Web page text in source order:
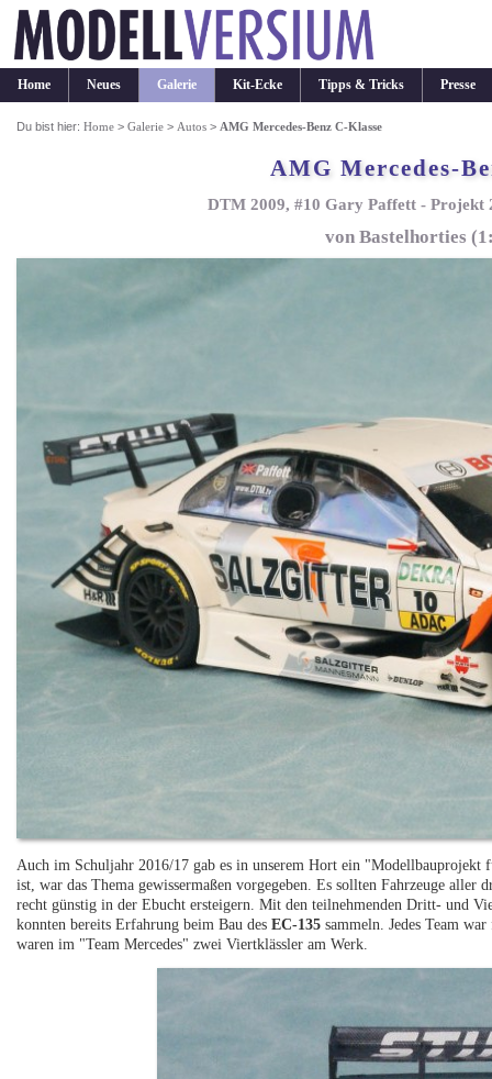
Home Neues Galerie Kit-Ecke Tipps & Tricks Presse
Du bist hier:Home >Galerie > Autos > AMG Mercedes-Benz C-Klasse
AMG Mercedes-
DTM 2009, #10 Gary Paffett - Projekt
von Bastelhorties
Auch im Schuljahr 2016/17 gab es in unserem Hort ein
ist, war das Thema gewissermaßen vorgegeben. Es sollten Fahrzeuge aller
recht günstig in der Ebucht ersteigern. Mit den teilnehmenden Dritt- und
konnten bereits Erfahrung beim Bau desEC-135 sammeln. Jedes Team
waren im "Team Mercedes" zwei Viertklässler am Werk.